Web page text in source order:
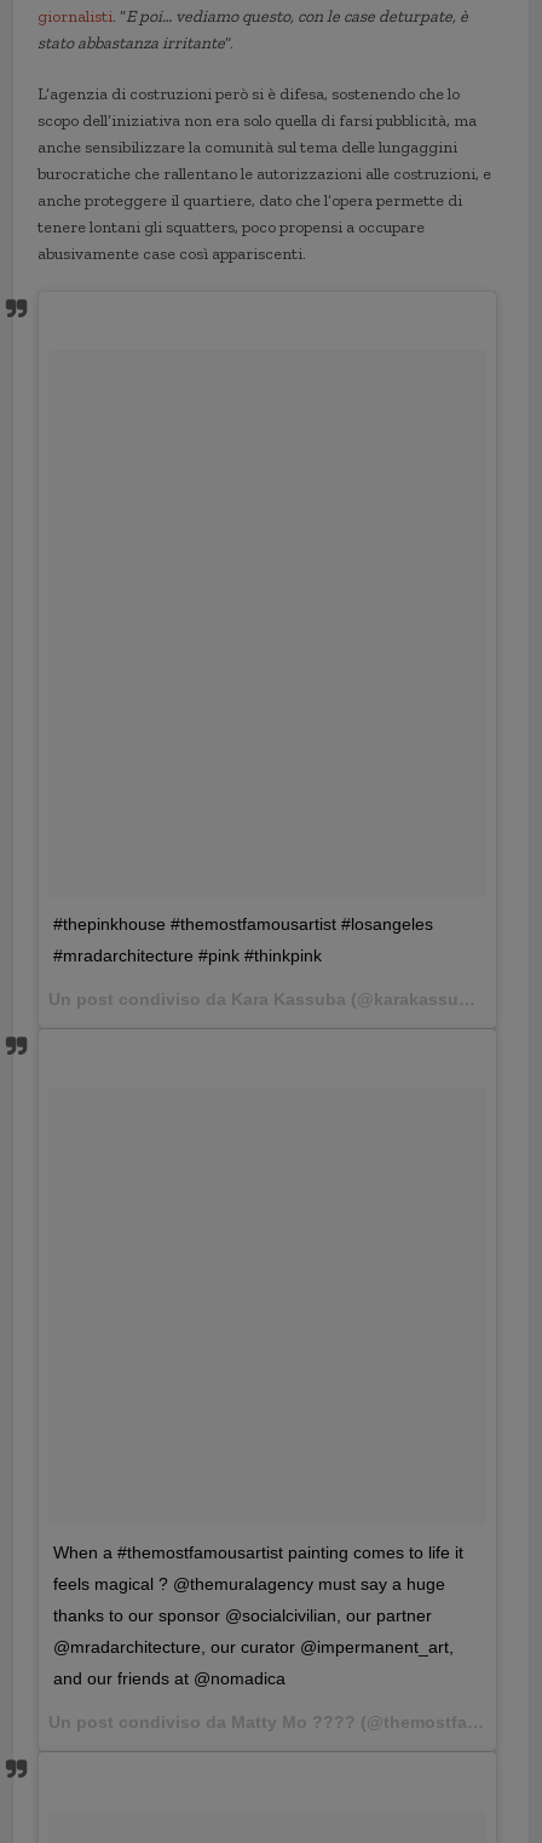
giornalisti. “E poi… vediamo questo, con le case deturpate, è
stato abbastanza irritante“.
L’agenzia di costruzioni però si è difesa, sostenendo che lo
scopo dell’iniziativa non era solo quella di farsi pubblicità, ma
anche sensibilizzare la comunità sul tema delle lungaggini
burocratiche che rallentano le autorizzazioni alle costruzioni, e
anche proteggere il quartiere, dato che l’opera permette di
tenere lontani gli squatters, poco propensi a occupare
abusivamente case così appariscenti.
#thepinkhouse #themostfamousartist #losangeles
#mradarchitecture #pink #thinkpink
Un post condiviso da Kara Kassuba (@karakassuba) in data:
When a #themostfamousartist painting comes to life it
feels magical ? @themuralagency must say a huge
thanks to our sponsor @socialcivilian, our partner
@mradarchitecture, our curator @impermanent_art,
and our friends at @nomadica
Un post condiviso da Matty Mo ???? (@themostfamousartist) in data: